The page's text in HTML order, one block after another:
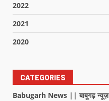
2022
2021
2020
CATEGORIES
Babugarh News || बाबूगढ़ न्यूज़